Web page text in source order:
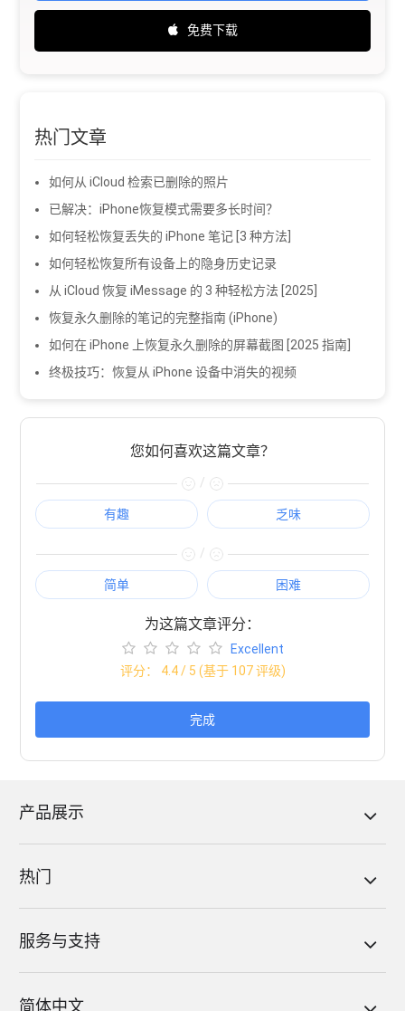
免费下载
热门文章
如何从 iCloud 检索已删除的照片
已解决：iPhone恢复模式需要多长时间？
如何轻松恢复丢失的 iPhone 笔记 [3 种方法]
如何轻松恢复所有设备上的隐身历史记录
从 iCloud 恢复 iMessage 的 3 种轻松方法 [2025]
恢复永久删除的笔记的完整指南 (iPhone)
如何在 iPhone 上恢复永久删除的屏幕截图 [2025 指南]
终极技巧：恢复从 iPhone 设备中消失的视频
您如何喜欢这篇文章？
/
有趣 乏味
/
简单 困难
为这篇文章评分：
Excellent
评分： 4.4/ 5 (基于 107评级)
完成
产品展示
热门
服务与支持
简体中文